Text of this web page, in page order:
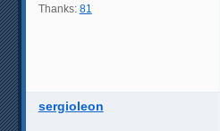
Thanks: 81
sergioleon